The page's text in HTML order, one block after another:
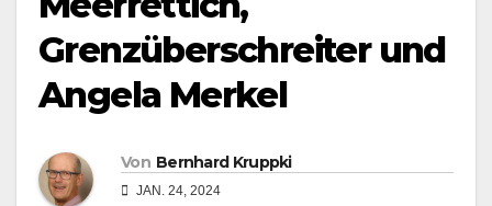
Grenzüberschreiter und
Angela Merkel
Von Bernhard Kruppki
JAN. 24, 2024